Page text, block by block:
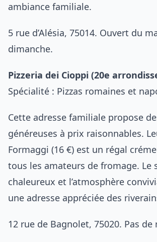
ambiance familiale.
5 rue d’Alésia, 75014. Ouvert du
dimanche.
Pizzeria dei Cioppi (20e
Spécialité : Pizzas romaines et
Cette adresse familiale propose
généreuses à prix raisonnables.
Formaggi (16 €) est un régal
tous les amateurs de fromage. Le
chaleureux et l’atmosphère
une adresse appréciée des
12 rue de Bagnolet, 75020. Pas de